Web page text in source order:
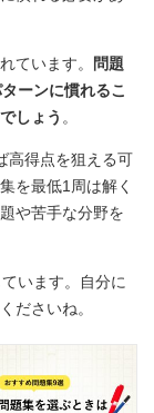
ています。
問題
ーンに慣れるこ
しょう 。
高得点を狙える可
を最低1周は解く
や苦手な分野を
います。自分に
ださいね。